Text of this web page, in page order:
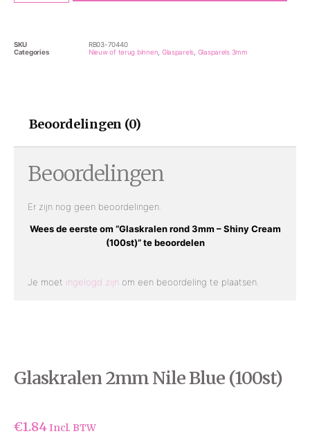
SKU
RB03-70440
Categories
Nieuw of terug binnen Glasparels Glasparels 3mm
Glaskralen 2mm Nile Blue (100st)
€1.84 Incl. BTW
Beoordelingen (0)
Beoordelingen
Er zijn nog geen beoordelingen.
Wees de eerste om “Glaskralen rond 3mm – Shiny Cream
(100st)” te beoordelen
Je moet ingelogd zijn om een beoordeling te plaatsen.